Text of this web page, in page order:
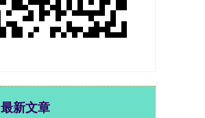
最新文章